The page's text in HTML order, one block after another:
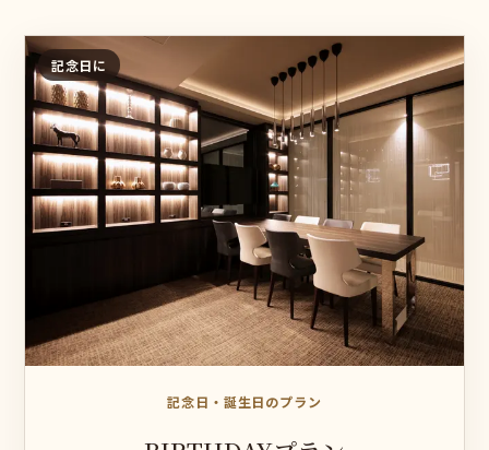
記念日に
記念日・誕生日のプラン